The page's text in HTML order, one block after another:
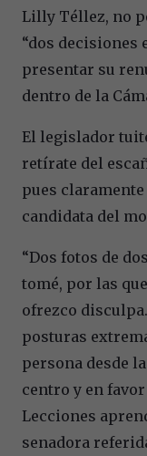
Lilly Téllez, no
“dos decisiones
presentar su
dentro de la
El legislador
retírate del
pues
candidata del
“Dos fotos de
tomé, por las
ofrezco
posturas
persona desde
centro y en
Lecciones
senadora